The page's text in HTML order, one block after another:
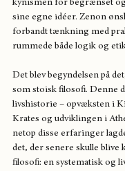
kynismen for begrænset
sine egne idéer. Zenon
forbandt tænkning med
rummede både logik og
Det blev begyndelsen på
som stoisk filosofi. Denne
livshistorie – opvæksten i
Krates og udviklingen i
netop disse erfaringer
det, der senere skulle blive
filosofi: en systematisk og